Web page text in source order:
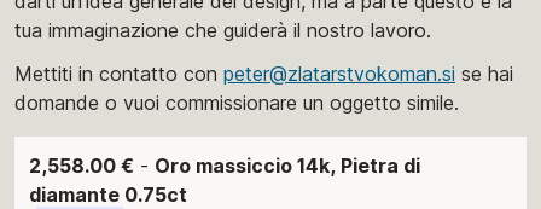
tua immaginazione che guiderà il nostro lavoro.
Mettiti in contatto con peter@zlatarstvokoman.si se hai
domande o vuoi commissionare un oggetto simile.
2,558.00 € - Oro massiccio 14k, Pietra di
diamante 0.75ct